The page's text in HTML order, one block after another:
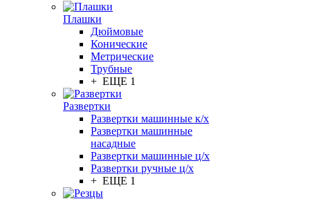
Плашки
Дюймовые
Конические
Метрические
Трубные
+ ЕЩЕ 1
Развертки
Развертки машинные к/х
Развертки машинные
насадные
Развертки машинные ц/х
Развертки ручные ц/х
+ ЕЩЕ 1